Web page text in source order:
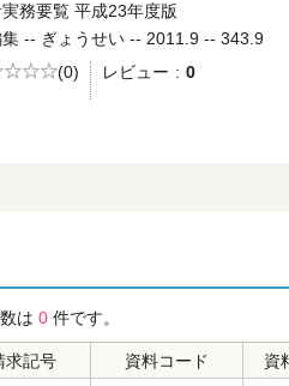
務要覧 平成23年度版
集 -- ぎょうせい -- 2011.9 -- 343.9
評価
(0) レビュー 0
は 0 件です。
求記号 資料コード 資